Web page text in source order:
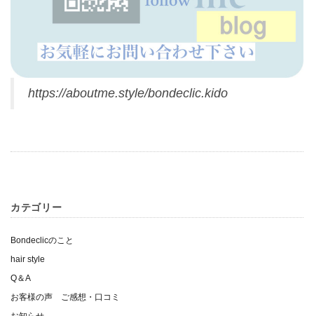
https://aboutme.style/bondeclic.kido
カテゴリー
Bondeclicのこと
hair style
Q＆A
お客様の声 ご感想・口コミ